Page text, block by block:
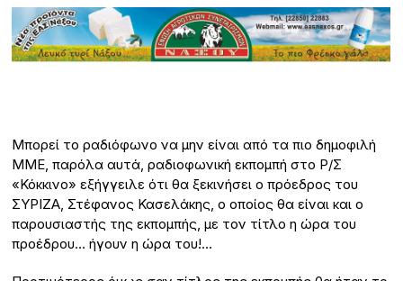
Μπορεί το ραδιόφωνο να μην είναι από τα πιο δημοφιλή
ΜΜΕ, παρόλα αυτά, ραδιοφωνική εκπομπή στο Ρ/Σ
«Κόκκινο» εξήγγειλε ότι θα ξεκινήσει ο πρόεδρος του
ΣΥΡΙΖΑ, Στέφανος Κασελάκης, ο οποίος θα είναι και ο
παρουσιαστής της εκπομπής, με τον τίτλο η ώρα του
προέδρου… ήγουν η ώρα του!…